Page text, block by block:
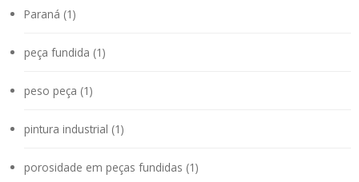
Paraná (1)
peça fundida (1)
peso peça (1)
pintura industrial (1)
porosidade em peças fundidas (1)